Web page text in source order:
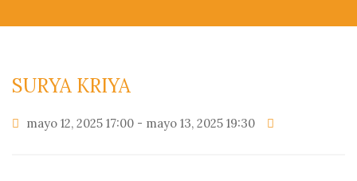
SURYA KRIYA
mayo 12, 2025 17:00 - mayo 13, 2025 19:30